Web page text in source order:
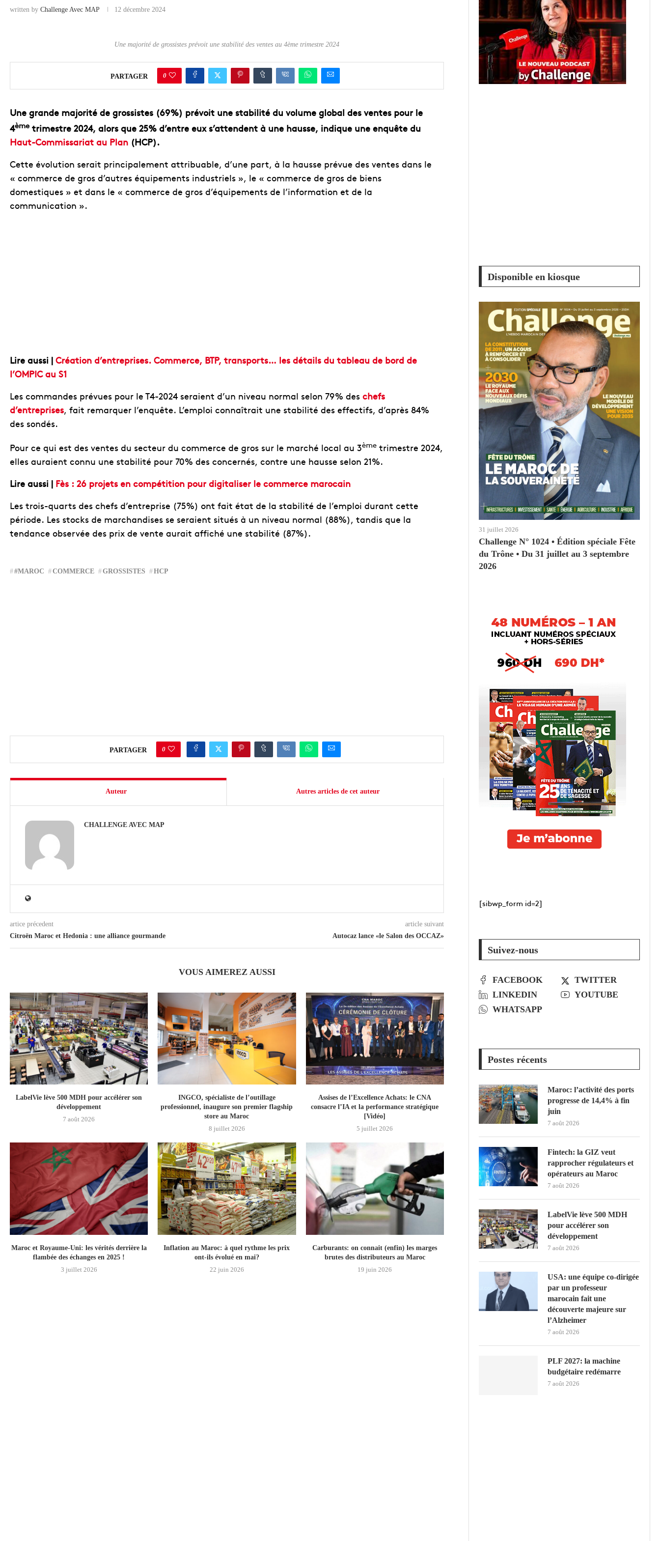
COMMERCE
written by Challenge Avec MAP 12 décembre 2024
Une majorité de grossistes prévoit une stabilité des ventes au 4ème trimestre 2024
PARTAGER 0
Une grande majorité de grossistes (69%) prévoit une stabilité du volume global des ventes pour le
4èmetrimestre 2024, alors que 25% d’entre eux s’attendent à une hausse, indique une enquête du
Haut-Commissariat au Plan (HCP).
Cette évolution serait principalement attribuable, d’une part, à la hausse prévue des ventes dans le
« commerce de gros d’autres équipements industriels », le « commerce de gros de biens
domestiques » et dans le « commerce de gros d’équipements de l’information et de la
communication ».
Lire aussi | Création d’entreprises. Commerce, BTP, transports… les détails du tableau de bord de
l’OMPIC au S1
Les commandes prévues pour le T4-2024 seraient d’un niveau normal selon 79% des chefs
d’entreprises, fait remarquer l’enquête. L’emploi connaîtrait une stabilité des effectifs, d’après 84%
des sondés.
Pour ce qui est des ventes du secteur du commerce de gros sur le marché local au 3ème trimestre 2024,
elles auraient connu une stabilité pour 70% des concernés, contre une hausse selon 21%.
Lire aussi | Fès : 26 projets en compétition pour digitaliser le commerce marocain
Les trois-quarts des chefs d’entreprise (75%) ont fait état de la stabilité de l’emploi durant cette
période. Les stocks de marchandises se seraient situés à un niveau normal (88%), tandis que la
tendance observée des prix de vente aurait affiché une stabilité (87%).
#MAROC COMMERCE GROSSISTES HCP
PARTAGER 0
Auteur Autres articles de cet auteur
CHALLENGE AVEC MAP
artice précedent
Citroën Maroc et Hedonia : une alliance gourmande
article suivant
Autocaz lance «le Salon des OCCAZ»
VOUS AIMEREZ AUSSI
LabelVie lève 500 MDH pour accélérer son
développement
7 août 2026
INGCO, spécialiste de l’outillage
professionnel, inaugure son premier flagship
store au Maroc
8 juillet 2026
Assises de l’Excellence Achats: le CNA
consacre l’IA et la performance stratégique
[Vidéo]
5 juillet 2026
Maroc et Royaume-Uni: les vérités derrière la
flambée des échanges en 2025 !
3 juillet 2026
Inflation au Maroc: à quel rythme les prix
ont-ils évolué en mai?
22 juin 2026
Carburants: on connait (enfin) les marges
brutes des distributeurs au Maroc
19 juin 2026
Disponible en kiosque
31 juillet 2026
Challenge N° 1024 • Édition spéciale Fête
du Trône • Du 31 juillet au 3 septembre
2026
[sibwp_form id=2]
Suivez-nous
FACEBOOK
TWITTER
LINKEDIN
YOUTUBE
WHATSAPP
Postes récents
Maroc: l’activité des ports
progresse de 14,4% à fin
juin
7 août 2026
Fintech: la GIZ veut
rapprocher régulateurs et
opérateurs au Maroc
7 août 2026
LabelVie lève 500 MDH
pour accélérer son
développement
7 août 2026
USA: une équipe co-dirigée
par un professeur
marocain fait une
découverte majeure sur
l’Alzheimer
7 août 2026
PLF 2027: la machine
budgétaire redémarre
7 août 2026